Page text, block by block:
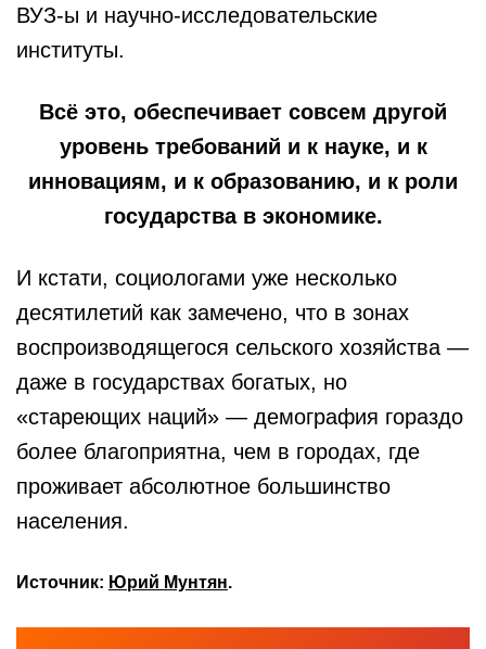
ВУЗ-ы и научно-исследовательские
институты.
Всё это, обеспечивает совсем другой
уровень требований и к науке, и к
инновациям, и к образованию, и к роли
государства в экономике.
И кстати, социологами уже несколько
десятилетий как замечено, что в зонах
воспроизводящегося сельского хозяйства —
даже в государствах богатых, но
«стареющих наций» — демография гораздо
более благоприятна, чем в городах, где
проживает абсолютное большинство
населения.
Источник: Юрий Мунтян.